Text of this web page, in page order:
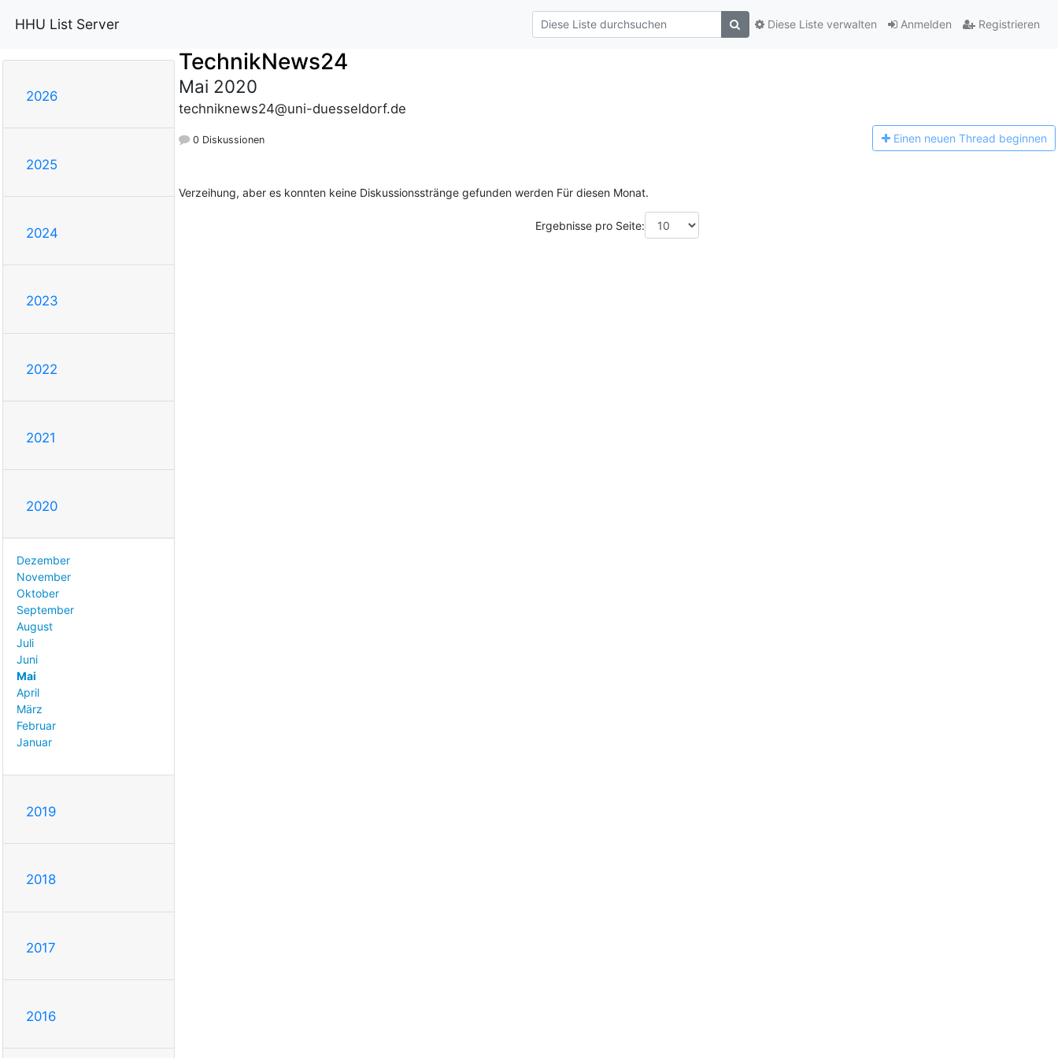
HHU List Server Anmelden Registrieren
Diese Liste verwalten
2026
2025
2024
2023
2022
2021
2020
Dezember
November
Oktober
September
August
Juli
Juni
Mai
April
März
Februar
Januar
2019
2018
2017
2016
TechnikNews24
Mai 2020
techniknews24@uni-duesseldorf.de
0 Diskussionen Einen neuen Thread beginnen
Verzeihung, aber es konnten keine Diskussionsstränge gefunden werden Für diesen Monat.
Ergebnisse pro Seite: